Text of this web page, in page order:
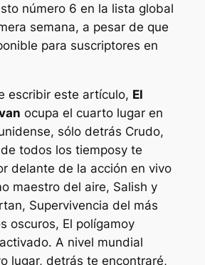
número 6 en la lista global
semana, a pesar de que
para suscriptores en
escribir este artículo, El
ocupa el cuarto lugar en
sólo detrás Crudo,
todos los tiemposy te
delante de la acción en vivo
maestro del aire, Salish y
, Supervivencia del más
oscuros, El polígamoy
. A nivel mundial
lugar, detrás te encontraré,